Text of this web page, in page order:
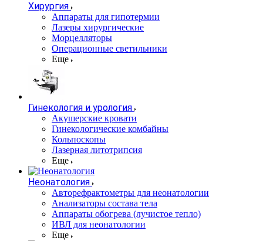
Хирургия
Аппараты для гипотермии
Лазеры хирургические
Морцелляторы
Операционные светильники
Еще
Гинекология и урология
Акушерские кровати
Гинекологические комбайны
Кольпоскопы
Лазерная литотрипсия
Еще
Неонатология
Авторефрактометры для неонатологии
Анализаторы состава тела
Аппараты обогрева (лучистое тепло)
ИВЛ для неонатологии
Еще